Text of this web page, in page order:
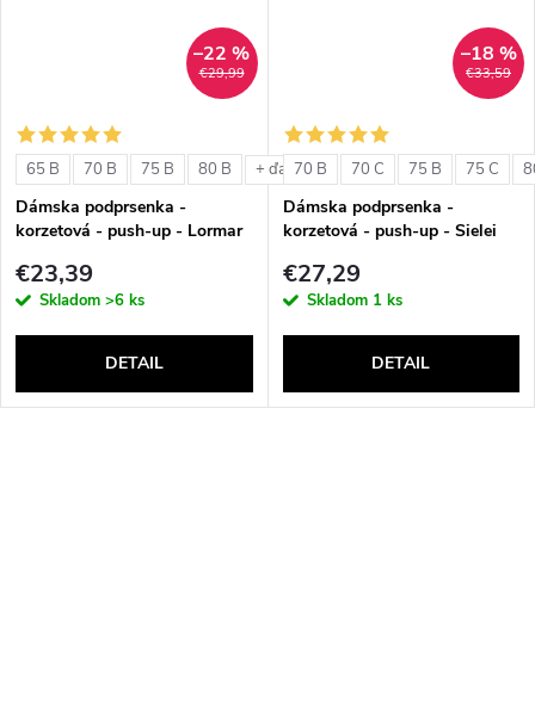
€29,99
–22 %
65 B 70 B 75 B 80 B + ďalšie
Dámska podprsenka -
korzetová - push-up - Lormar
€23,39
Skladom >6 ks
DETAIL
€33,59
–18 %
70 B 70 C 75 B 75 C
Dámska podprsenka -
korzetová - push-up - Sielei
€27,29
Skladom 1 ks
DETAIL